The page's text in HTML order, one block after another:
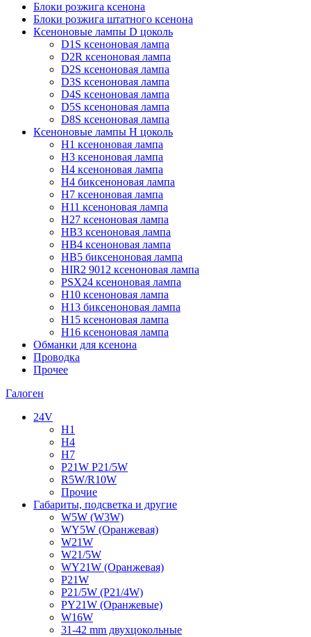
Блоки розжига ксенона
Блоки розжига штатного ксенона
Ксеноновые лампы D цоколь
D1S ксеноновая лампа
D2R ксеноновая лампа
D2S ксеноновая лампа
D3S ксеноновая лампа
D4S ксеноновая лампа
D5S ксеноновая лампа
D8S ксеноновая лампа
Ксеноновые лампы Н цоколь
H1 ксеноновая лампа
H3 ксеноновая лампа
H4 ксеноновая лампа
H4 биксеноновая лампа
H7 ксеноновая лампа
H11 ксеноновая лампа
H27 ксеноновая лампа
HB3 ксеноновая лампа
HB4 ксеноновая лампа
HB5 биксеноновая лампа
HIR2 9012 ксеноновая лампа
PSX24 ксеноновая лампа
H10 ксеноновая лампа
H13 биксеноновая лампа
H15 ксеноновая лампа
H16 ксеноновая лампа
Обманки для ксенона
Проводка
Прочее
Галоген
24V
H1
H4
H7
P21W P21/5W
R5W/R10W
Прочие
Габариты, подсветка и другие
W5W (W3W)
WY5W (Оранжевая)
W21W
W21/5W
WY21W (Оранжевая)
P21W
P21/5W (P21/4W)
PY21W (Оранжевые)
W16W
31-42 mm двухцокольные